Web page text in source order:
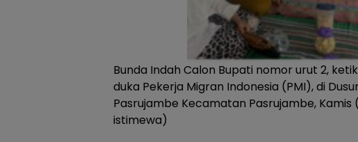
Bunda Indah Calon Bupati nomor urut 2,
duka Pekerja Migran Indonesia (PMI), di
Pasrujambe Kecamatan Pasrujambe, Kamis
istimewa)